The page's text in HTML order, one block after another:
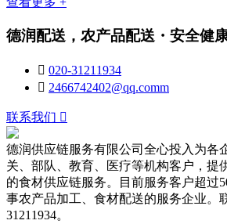
德润配送，农产品配送・安全健
 020-31211934
 2466742402@qq.comm
联系我们 
德润供应链服务有限公司全心投入为各
关、部队、教育、医疗等机构客户，提
的食材供应链服务。目前服务客户超过
事农产品加工、食材配送的服务企业。
31211934。